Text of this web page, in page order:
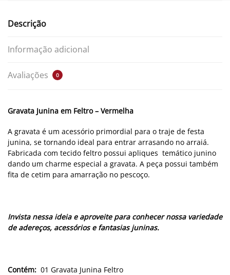
Descrição
Informação adicional
Avaliações 0
Gravata Junina em Feltro – Vermelha
A gravata é um acessório primordial para o traje de festa
junina, se tornando ideal para entrar arrasando no arraiá.
Fabricada com tecido feltro possui apliques temático junino
dando um charme especial a gravata. A peça possui também
fita de cetim para amarração no pescoço.
Invista nessa ideia e aproveite para conhecer nossa variedade
de adereços, acessórios e fantasias juninas.
Contém: 01 Gravata Junina Feltro